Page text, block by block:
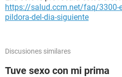
https://salud.ccm.net/faq/3300-
pildora-del-dia-siguiente
Discusiones similares
Tuve sexo con mi prima